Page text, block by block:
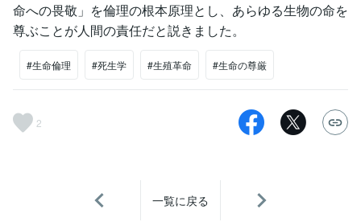
命への畏敬」を倫理の根本原理とし、あらゆる生物の命を
尊ぶことが人間の責任だと説きました。
#生命倫理 #死生学 #生殖革命 #生命の尊厳
2
一覧に戻る